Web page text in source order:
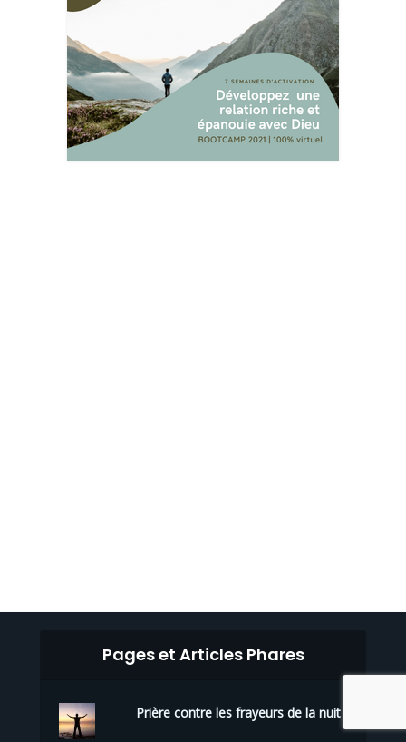
Pages et Articles Phares
Prière contre les frayeurs de la nuit